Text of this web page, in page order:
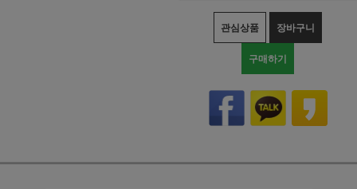
관심상품 장바구니
구매하기